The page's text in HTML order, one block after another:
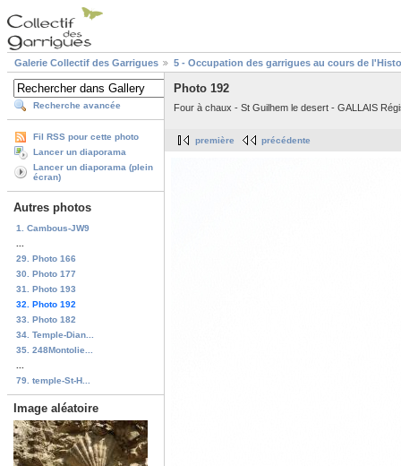
Galerie Collectif des Garrigues 5 - Occupation des garrigues au cours de
Recherche avancée
Fil RSS pour cette photo
Lancer un diaporama
Lancer un diaporama (plein
écran)
Autres photos
1. Cambous-JW9
29. Photo 166
30. Photo 177
31. Photo 193
32. Photo 192
33. Photo 182
34. Temple-Dian...
35. 248Montolie...
79. temple-St-H...
Image aléatoire
Photo 192
Four à chaux - St Guilhem le desert - GALLAIS
première précédente